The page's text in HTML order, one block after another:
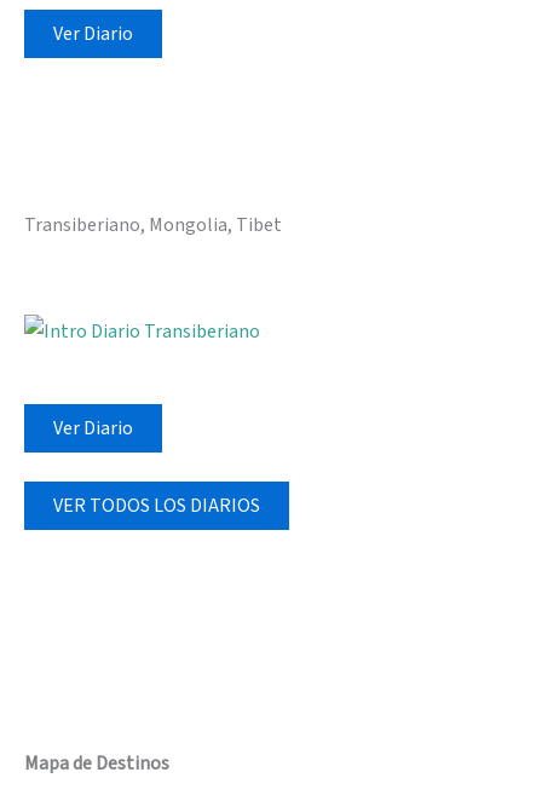
Ver Diario
Transiberiano, Mongolia, Tibet
Ver Diario
VER TODOS LOS DIARIOS
Mapa de Destinos